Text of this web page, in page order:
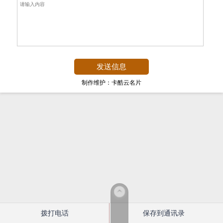
制作维护：卡酷云名片
拨打电话 保存到通讯录